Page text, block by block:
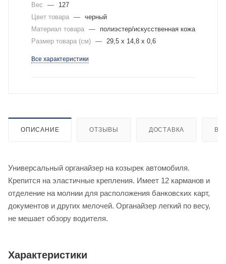
Вес
—
127
Цвет товара —
черный
Материал товара —
полиэстер/искусственная кожа
Размер товара (см) — 29,5 х 14,8 х 0,6
Все характеристики
ОПИСАНИЕ ОТЗЫВЫ ДОСТАВКА
Универсальный органайзер на козырек автомобиля.
Крепится на эластичные крепления. Имеет 12 карманов и
отделение на молнии для расположения банковских карт,
документов и других мелочей. Органайзер легкий по весу,
не мешает обзору водителя.
Характеристики